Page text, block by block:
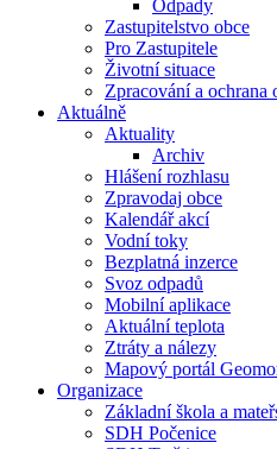
Odpady
Zastupitelstvo obce
Pro Zastupitele
Životní situace
Zpracování a ochrana
Aktuálně
Aktuality
Archiv
Hlášení rozhlasu
Zpravodaj obce
Kalendář akcí
Vodní toky
Bezplatná inzerce
Svoz odpadů
Mobilní aplikace
Aktuální teplota
Ztráty a nálezy
Mapový portál
Organizace
Základní škola a
SDH Počenice